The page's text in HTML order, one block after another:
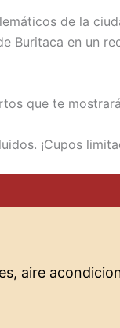
de la
Buritaca en un
que te
¡Cupos
aire